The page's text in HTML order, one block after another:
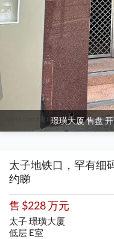
璟璜大厦 售盘
太子地铁口，罕有细
约睇
售 $228 万元
太子 璟璜大厦
低层 E室